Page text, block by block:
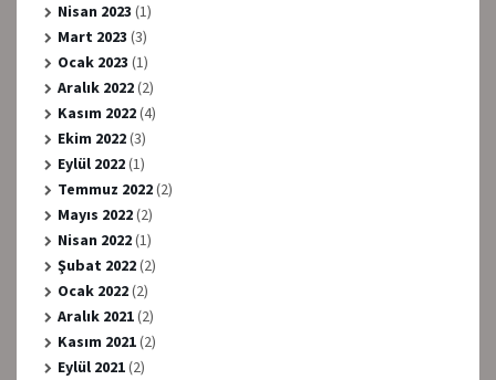
Nisan 2023 (1)
Mart 2023 (3)
Ocak 2023 (1)
Aralık 2022(2)
Kasım 2022(4)
Ekim 2022(3)
Eylül 2022(1)
Temmuz 2022(2)
Mayıs 2022(2)
Nisan 2022(1)
Şubat 2022(2)
Ocak 2022(2)
Aralık 2021(2)
Kasım 2021(2)
Eylül 2021(2)